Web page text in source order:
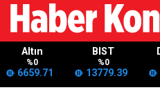
Altın
%0
6659.71
BIST
%0
13779.39